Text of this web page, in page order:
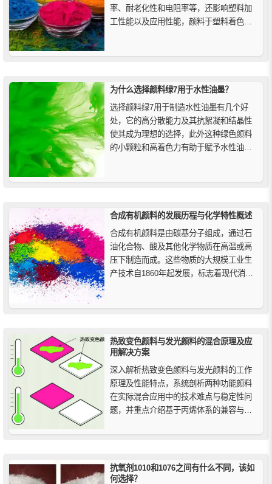
率、耐老化性和电阻率等，还影响塑料加
工性能以及应用性能，颜料于塑料着色而
为什么选择颜料绿7用于水性油墨？
选择颜料绿7用于制造水性油墨有几个好
处，它的高分散能力及其抗絮凝和结晶性
使其成为理想的选择，此外这种绿色颜料
的小颗粒和高着色力有助于赋予水性油墨
合成有机颜料的发展历程与化学特性概述
合成有机颜料是由碳基分子组成，通过石
油化合物、酸及其他化学物质在高温或高
压下制造而成。这些物质的大规模工业生
产技术自1860年起发展，标志着现代消费
热致变色颜料与发光颜料的混合原理及应
用解决方案
深入解析热致变色颜料与发光颜料的工作
原理及性能特点，系统剖析两种功能颜料
在实际混合应用中的技术难点与稳定性问
题，并重点介绍基于丙烯体系的兼容与解
能与发光效果、配比方式、施工工艺及典
注塑领域，为功能材料与创意设计提供可
靠参考。
抗氧剂1010和1076之间有什么不同，该如
何选择？